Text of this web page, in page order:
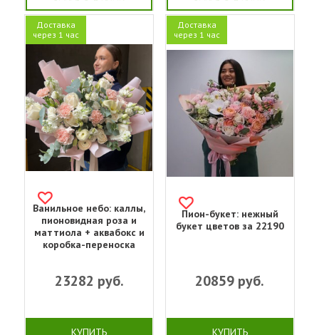
Доставка
через 1 час
Ванильное небо: каллы,
пионовидная роза и
маттиола + аквабокс и
коробка-переноска
23282 руб.
КУПИТЬ
Доставка
через 1 час
Пион-букет: нежный
букет цветов за 22190
20859 руб.
КУПИТЬ